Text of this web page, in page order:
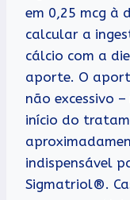
em 0,25 mcg à
calcular a
cálcio com a
aporte. O
não excessivo –
início do
indispensável
Sigmatriol®.